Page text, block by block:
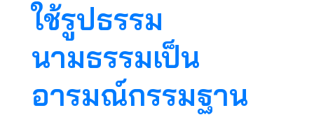
ใช้รูปธรรม
นามธรรมเป็น
อารมณ์กรรมฐาน